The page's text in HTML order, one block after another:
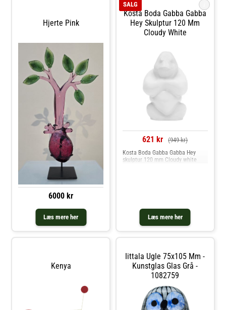
Hjerte Pink
6000 kr
Læs mere her
Kosta Boda Gabba Gabba
Hey Skulptur 120 Mm
Cloudy White
SALG
621 kr (949 kr)
Læs mere her
Kosta Boda Gabba Gabba Hey
skulptur 120 mm Cloudy white
Kenya
Iittala Ugle 75x105 Mm -
Kunstglas Glas Grå -
1082759